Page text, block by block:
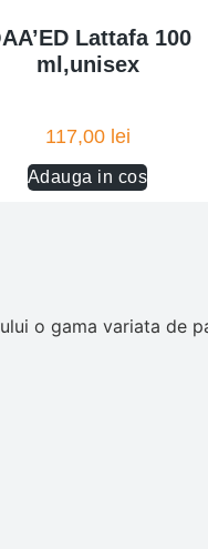
Lattafa 100
ml,unisex
117,00 lei
Adauga in cos
o gama variata de